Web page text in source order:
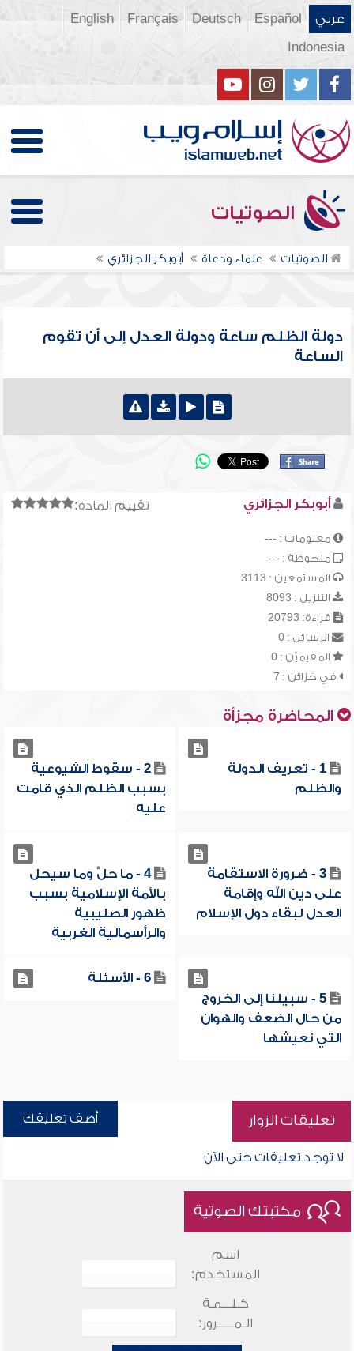
عربي Español
Deutsch
Français
English
Indonesia
الصوتيات
الصوتيات علماء ودعاة أبوبكر الجزائري
دولة الظلم ساعة ودولة العدل إلى أن تقوم
الساعة
تقييم المادة: أبوبكر الجزائري
معلومات : ---
ملحوظة : ---
المستمعين : 3113
التنزيل : 8093
قراءة: 20793
الرسائل : 0
المقيميّن : 0
في خزائن : 7
المحاضرة مجزأة
1 - تعريف الدولة
والظلم
2 - سقوط الشيوعية
بسبب الظلم الذي قامت
عليه
3 - ضرورة الاستقامة
على دين الله وإقامة
العدل لبقاء دول الإسلام
4 - ما حلَّ وما سيحل
بالأمة الإسلامية بسبب
ظهور الصليبية
والرأسمالية الغربية
5 - سبيلنا إلى الخروج
من حال الضعف والهوان
التي نعيشها
6 - الأسئلة
تعليقات الزوار أضف تعليقك
لا توجد تعليقات حتى الآن
مكتبتك الصوتية
اسم
المستخدم:
كـلـــمـة
الـمـــــرور: